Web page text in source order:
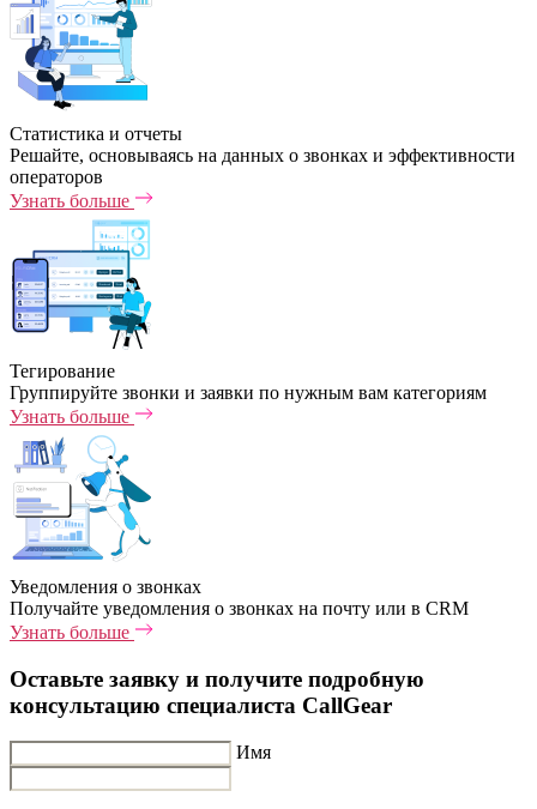
Статистика и отчеты
Решайте, основываясь на данных о звонках и эффективности
операторов
Узнать больше
Тегирование
Группируйте звонки и заявки по нужным вам категориям
Узнать больше
Уведомления о звонках
Получайте уведомления о звонках на почту или в CRM
Узнать больше
Оставьте заявку и получите подробную
консультацию специалиста CallGear
Имя